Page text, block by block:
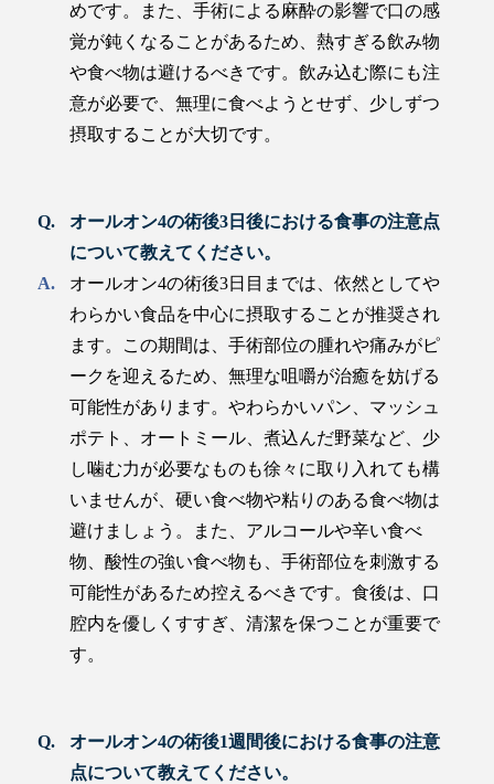
めです。また、手術による麻酔の影響で口の感
覚が鈍くなることがあるため、熱すぎる飲み物
や食べ物は避けるべきです。飲み込む際にも注
意が必要で、無理に食べようとせず、少しずつ
摂取することが大切です。
オールオン4の術後3日後における食事の注意点
について教えてください。
オールオン4の術後3日目までは、依然としてや
わらかい食品を中心に摂取することが推奨され
ます。この期間は、手術部位の腫れや痛みがピ
ークを迎えるため、無理な咀嚼が治癒を妨げる
可能性があります。やわらかいパン、マッシュ
ポテト、オートミール、煮込んだ野菜など、少
し噛む力が必要なものも徐々に取り入れても構
いませんが、硬い食べ物や粘りのある食べ物は
避けましょう。また、アルコールや辛い食べ
物、酸性の強い食べ物も、手術部位を刺激する
可能性があるため控えるべきです。食後は、口
腔内を優しくすすぎ、清潔を保つことが重要で
す。
オールオン4の術後1週間後における食事の注意
点について教えてください。